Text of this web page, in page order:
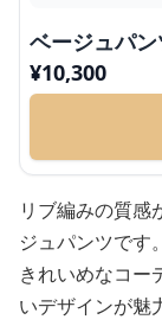
ベージュパ
¥10,300
リブ編みの質感
ジュパンツです。
きれいめなコー
いデザインが魅